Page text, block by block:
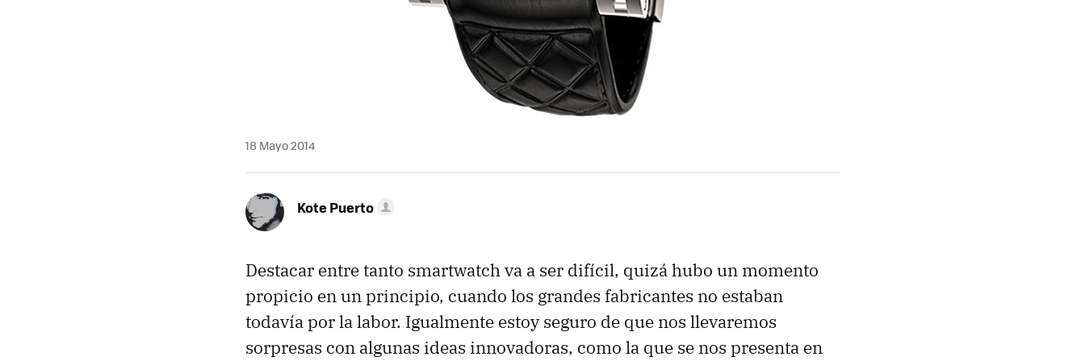
18 Mayo 2014
Kote Puerto
Destacar entre tanto smartwatch va a ser difícil, quizá hubo un momento
propicio en un principio, cuando los grandes fabricantes no estaban
todavía por la labor. Igualmente estoy seguro de que nos llevaremos
sorpresas con algunas ideas innovadoras, como la que se nos presenta en